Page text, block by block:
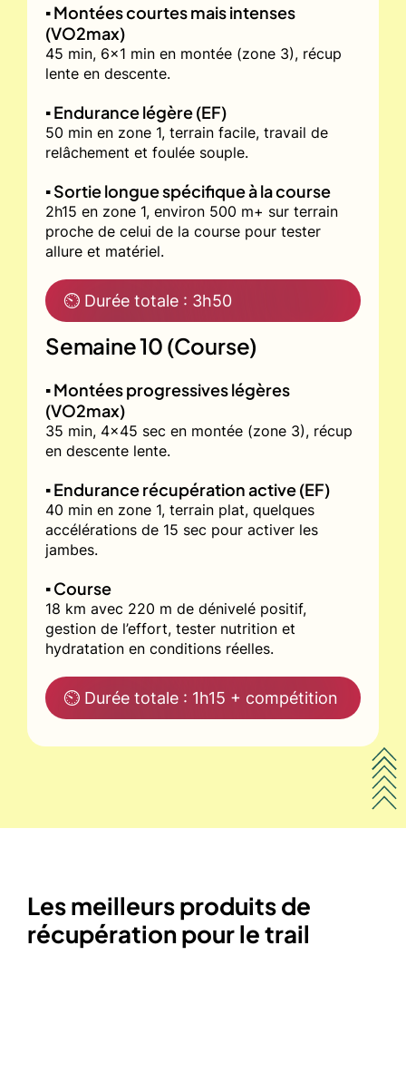
▪️ Montées courtes mais intenses
(VO2max)
45 min, 6x1 min en montée (zone 3), récup
lente en descente.
▪️ Endurance légère (EF)
50 min en zone 1, terrain facile, travail de
relâchement et foulée souple.
▪️ Sortie longue spécifique à la course
2h15 en zone 1, environ 500 m+ sur terrain
proche de celui de la course pour tester
allure et matériel.
⏲ Durée totale : 3h50
Semaine 10 (Course)
▪️ Montées progressives légères
(VO2max)
35 min, 4x45 sec en montée (zone 3), récup
en descente lente.
▪️ Endurance récupération active (EF)
40 min en zone 1, terrain plat, quelques
accélérations de 15 sec pour activer les
jambes.
▪️ Course
18 km avec 220 m de dénivelé positif,
gestion de l’effort, tester nutrition et
hydratation en conditions réelles.
⏲ Durée totale : 1h15 + compétition
Les meilleurs produits de
récupération pour le trail